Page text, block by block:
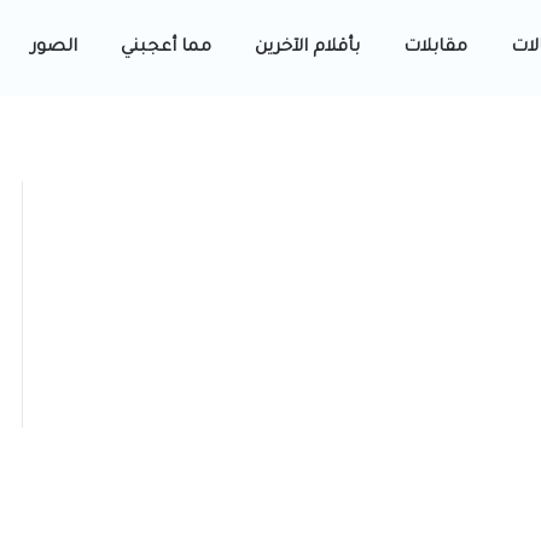
مقابلات بأقلام الآخرين مما أعجبني الصور